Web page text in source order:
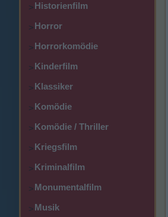
>Historienfilm
>Horror
>Horrorkomödie
>Kinderfilm
>Klassiker
>Komödie
>Komödie / Thriller
>Kriegsfilm
>Kriminalfilm
>Monumentalfilm
>Musik